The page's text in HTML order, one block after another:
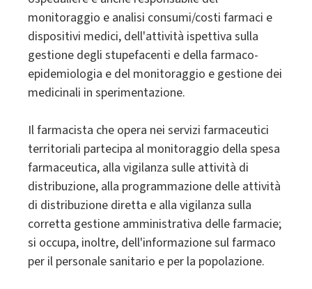
monitoraggio e analisi consumi/costi farmaci e
dispositivi medici, dell'attività ispettiva sulla
gestione degli stupefacenti e della farmaco-
epidemiologia e del monitoraggio e gestione dei
medicinali in sperimentazione.
Il farmacista che opera nei servizi farmaceutici
territoriali partecipa al monitoraggio della spesa
farmaceutica, alla vigilanza sulle attività di
distribuzione, alla programmazione delle attività
di distribuzione diretta e alla vigilanza sulla
corretta gestione amministrativa delle farmacie;
si occupa, inoltre, dell'informazione sul farmaco
per il personale sanitario e per la popolazione.